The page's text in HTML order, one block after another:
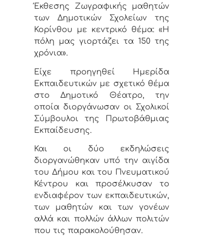
Έκθεσης Ζωγραφικής μαθητών
των Δημοτικών Σχολείων της
Κορίνθου με κεντρικό θέμα: «Η
πόλη μας γιορτάζει τα 150 της
χρόνια».
Είχε προηγηθεί Ημερίδα
Εκπαιδευτικών με σχετικό θέμα
στο Δημοτικό Θέατρο, την
οποία διοργάνωσαν οι Σχολικοί
Σύμβουλοι της Πρωτοβάθμιας
Εκπαίδευσης.
Και οι δύο εκδηλώσεις
διοργανώθηκαν υπό την αιγίδα
του Δήμου και του Πνευματικού
Κέντρου και προσέλκυσαν το
ενδιαφέρον των εκπαιδευτικών,
των μαθητών και των γονέων
αλλά και πολλών άλλων πολιτών
που τις παρακολούθησαν.